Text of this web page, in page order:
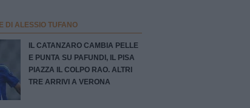
DI ALESSIO TUFANO
IL CATANZARO CAMBIA PELLE
E PUNTA SU PAFUNDI, IL PISA
PIAZZA IL COLPO RAO. ALTRI
TRE ARRIVI A VERONA